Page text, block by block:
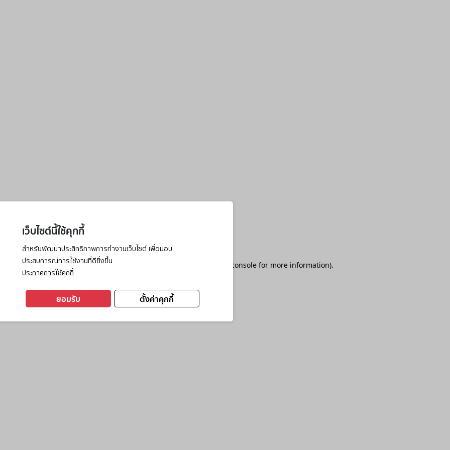
เว็บไซต์นี้ใช้คุกกี้
สำหรับพัฒนาประสิทธิภาพการทำงานเว็บไซต์ เพื่อมอบ
ประสบการณ์การใช้งานที่ดียิ่งขึ้น
ประกาศการใช้คุกกี้
ตั้งค่าคุกกี้
ยอมรับ
has occurred while loading browser console for more information).